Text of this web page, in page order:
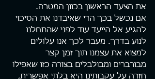
את הצעד הראשון בכוון המטרה.
אם נכשל בכך הרי שאיבדנו את הסיכוי
להגיע אל הייעד עוד לפני שהתחלנו
לנוע בדרך. מעבר לכך אנו עלולים
למצוא את עצמנו תוך זמן קצר
מבורברים ומבולבלים בצורה כזו שאפילו
חזרה על עקבותינו היא בלתי אפשרית,